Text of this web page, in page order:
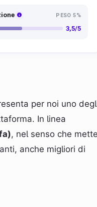
PESO 5%
3,5/5
per noi uno
In linea
, nel senso che mette
anche migliori di